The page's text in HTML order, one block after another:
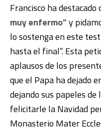
Francisco ha destacado
muy enfermo”y
lo sostenga en este
hasta el final”. Esta
aplausos de los
que el Papa ha dejado
dejando sus papeles de
felicitarle la Navidad
Monasterio Mater